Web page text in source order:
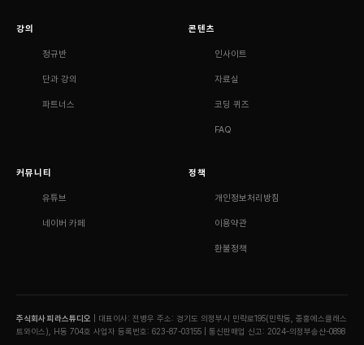
강의
정규반
단과 강의
파트너스
콘텐츠
인사이트
자료실
코딩 퀴즈
FAQ
커뮤니티
유튜브
네이버 카페
정책
개인정보처리방침
이용약관
환불정책
주식회사 피라스튜디오 | 대표이사: 전병우 주소: 경기도 의정부시 민락로195(민락동, 중흥에스클래스
트와이스), H동 704호 사업자 등록번호: 623-87-03155 | 통신판매업 신고: 2024-의정부송산-0898